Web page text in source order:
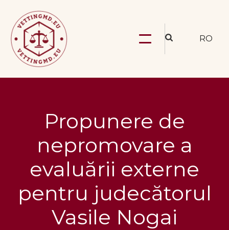
RO
Propunere de
nepromovare a
evaluării externe
pentru judecătorul
Vasile Nogai